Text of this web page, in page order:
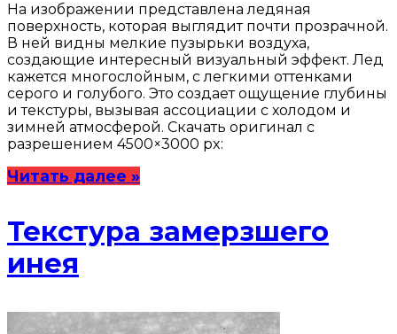
На изображении представлена ледяная
поверхность, которая выглядит почти прозрачной.
В ней видны мелкие пузырьки воздуха,
создающие интересный визуальный эффект. Лед
кажется многослойным, с легкими оттенками
серого и голубого. Это создает ощущение глубины
и текстуры, вызывая ассоциации с холодом и
зимней атмосферой. Скачать оригинал с
разрешением 4500×3000 px:
Читать далее »
Текстура замерзшего
инея